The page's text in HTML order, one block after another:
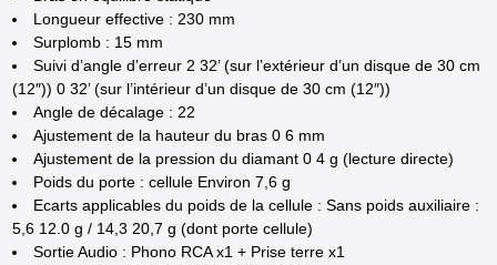
Longueur effective : 230 mm
Surplomb : 15 mm
Suivi d’angle d’erreur 2 32’ (sur l’extérieur d’un disque de 30 cm
(12″)) 0 32’ (sur l’intérieur d’un disque de 30 cm (12″))
Angle de décalage : 22
Ajustement de la hauteur du bras 0 6 mm
Ajustement de la pression du diamant 0 4 g (lecture directe)
Poids du porte : cellule Environ 7,6 g
Ecarts applicables du poids de la cellule : Sans poids auxiliaire :
5,6 12.0 g / 14,3 20,7 g (dont porte cellule)
Sortie Audio : Phono RCA x1 + Prise terre x1